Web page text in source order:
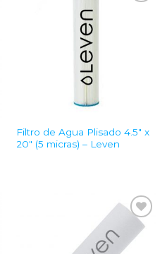
Filtro de Agua Plisado 4.5″ x
20″ (5 micras) – Leven
Add to
Wishlist